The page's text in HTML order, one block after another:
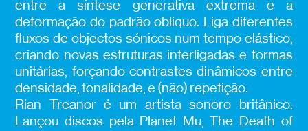
entre a síntese generativa extrema e a
deformação do padrão oblíquo. Liga diferentes
fluxos de objectos sónicos num tempo elástico,
criando novas estruturas interligadas e formas
unitárias, forçando contrastes dinâmicos entre
densidade, tonalidade, e (não) repetição.
Rian Treanor é um artista sonoro britânico.
Lançou discos pela Planet Mu, The Death of